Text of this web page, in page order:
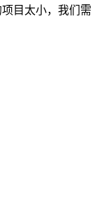
目太小，我们需